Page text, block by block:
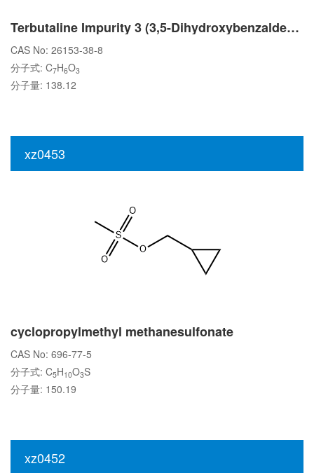
Terbutaline Impurity 3 (3,5-Dihydroxybenzaldehyde)
CAS No: 26153-38-8
分子式: C7H6O3
分子量: 138.12
xz0453
cyclopropylmethyl methanesulfonate
CAS No: 696-77-5
分子式: C5H10O3S
分子量: 150.19
xz0452